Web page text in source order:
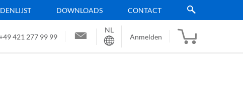
DOWNLOADS CONTACT
421 277 99 99
Sprache
NL
Anmelden